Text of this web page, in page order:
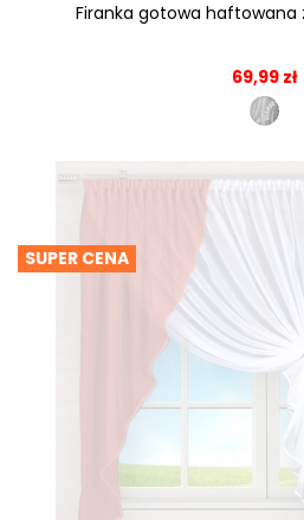
Firanka gotowa haftowana
69,99 zł
SUPER CENA